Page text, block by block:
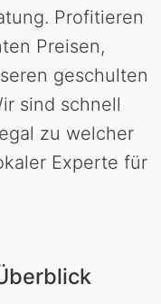
Profitieren
Preisen,
geschulten
sind schnell
zu welcher
Experte für